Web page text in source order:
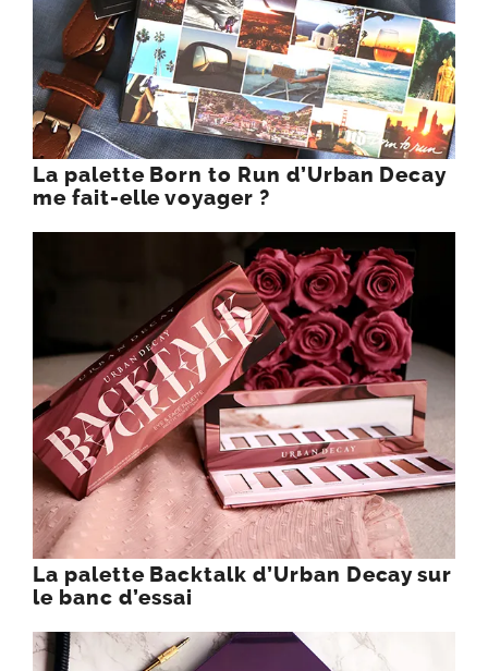
La palette Born to Run d’Urban Decay
me fait-elle voyager ?
La palette Backtalk d’Urban Decay sur
le banc d’essai